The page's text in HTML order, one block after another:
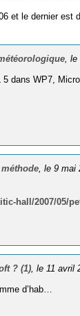
et le dernier est
, le
5 dans WP7,
, le 9 mai
hall/2007/05/
? (1) , le 11 avril
d’hab…